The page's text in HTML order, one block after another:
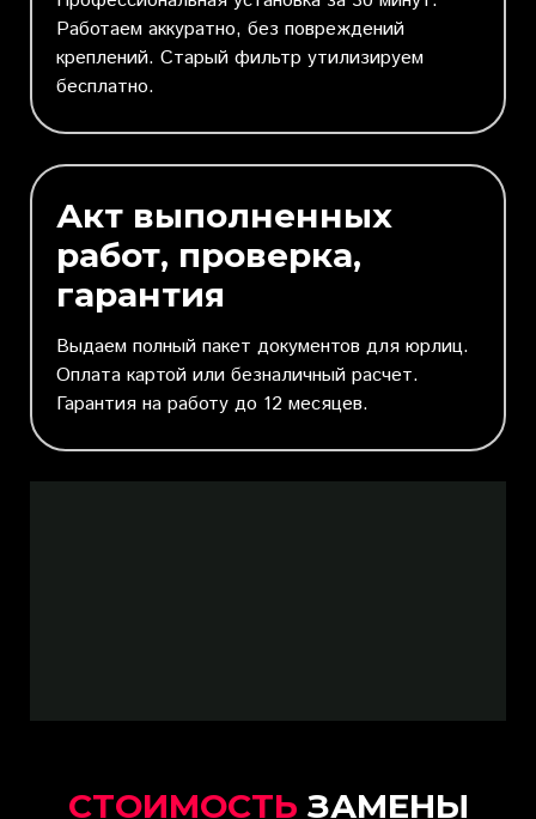
Работаем аккуратно, без повреждений
креплений. Старый фильтр утилизируем
бесплатно.
Акт выполненных
работ, проверка,
гарантия
Выдаем полный пакет документов для юрлиц.
Оплата картой или безналичный расчет.
Гарантия на работу до 12 месяцев.
СТОИМОСТЬ ЗАМЕНЫ